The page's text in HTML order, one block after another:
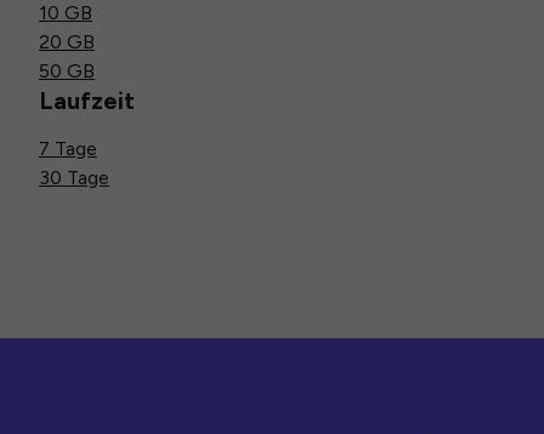
10 GB
20 GB
50 GB
Laufzeit
7 Tage
30 Tage